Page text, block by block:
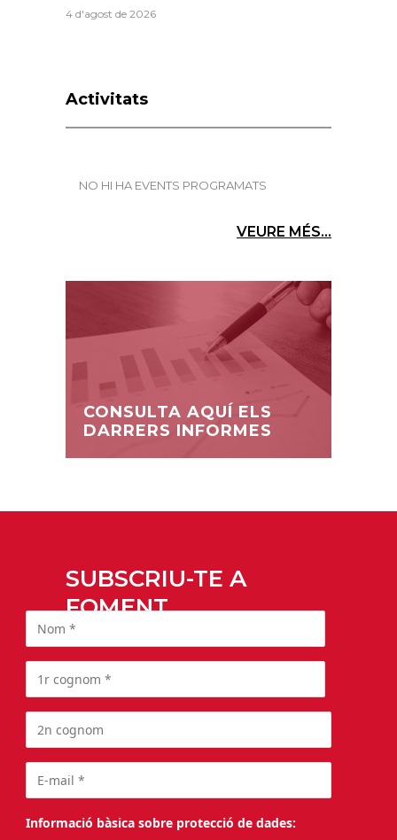
4 d'agost de 2026
Activitats
NO HI HA EVENTS PROGRAMATS
VEURE MÉS...
CONSULTA AQUÍ ELS
DARRERS INFORMES
SUBSCRIU-TE A
FOMENT
Informació bàsica sobre protecció de dades: